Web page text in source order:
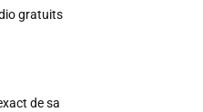
gratuits
de sa